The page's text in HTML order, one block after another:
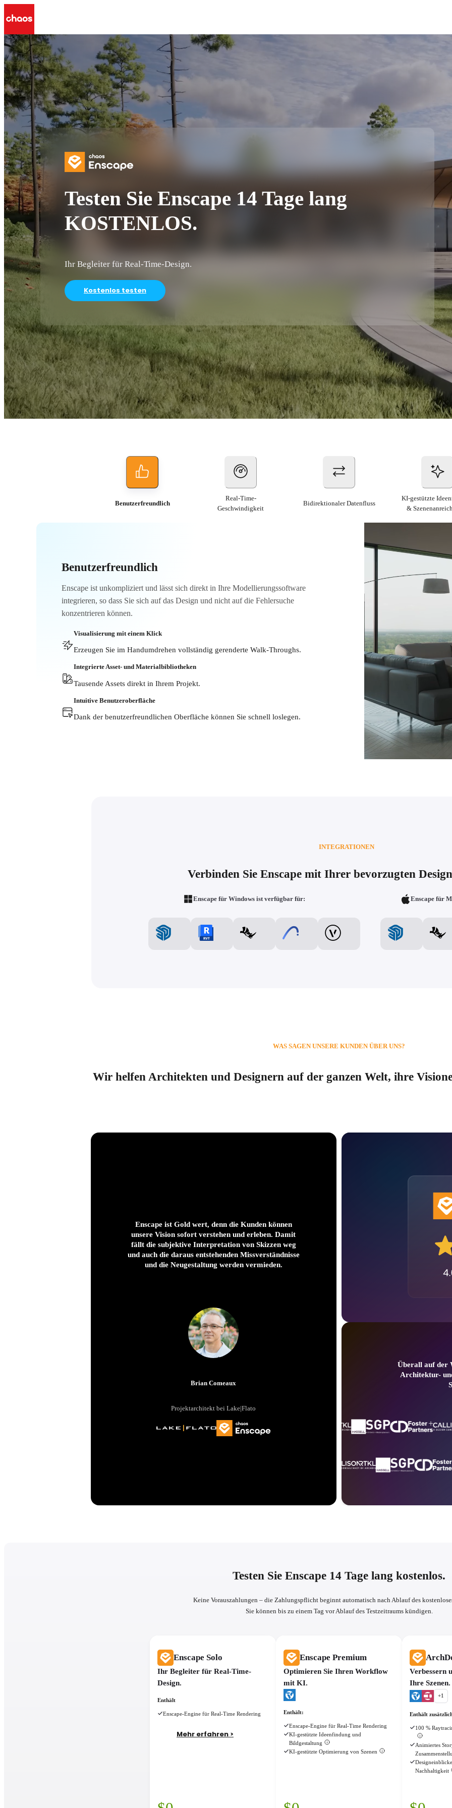
Testen Sie Enscape 14 Tage lang
KOSTENLOS.
Ihr Begleiter für Real-Time-Design.
Kostenlos testen
Benutzerfreundlich
Real-Time-
Geschwindigkeit
Bidirektionaler Datenfluss
KI-gestützte
&
Benutzerfreundlich
Enscape ist unkompliziert und lässt sich direkt in Ihre Modellierungssoftware
integrieren, so dass Sie sich auf das Design und nicht auf die Fehlersuche
konzentrieren können.
Visualisierung mit einem Klick
Erzeugen Sie im Handumdrehen vollständig gerenderte Walk-Throughs.
Integrierte Asset- und Materialbibliotheken
Tausende Assets direkt in Ihrem Projekt.
Intuitive Benutzeroberfläche
Dank der benutzerfreundlichen Oberfläche können Sie schnell loslegen.
Verbinden Sie Enscape mit Ihrer bevorzugten
INTEGRATIONEN
Enscape für Windows ist verfügbar für: Enscape für
Wir helfen Architekten und Designern auf der ganzen Welt, ihre
WAS SAGEN UNSERE KUNDEN ÜBER UNS?
Enscape ist Gold wert, denn die Kunden können
unsere Vision sofort verstehen und erleben. Damit
fällt die subjektive Interpretation von Skizzen weg
und auch die daraus entstehenden Missverständnisse
und die Neugestaltung werden vermieden.
Brian Comeaux
Projektarchitekt bei Lake|Flato
stellen fest, dass wir
gelangen. Dadurch
Bob
Überall auf der
Architektur-
Testen Sie Enscape 14 Tage lang kostenlos.
Keine Vorauszahlungen – die Zahlungspflicht beginnt automatisch nach Ablauf des
Sie können bis zu einem Tag vor Ablauf des Testzeitraums kündigen.
Enscape Solo
Ihr Begleiter für Real-Time-
Design.
Enthält
Enscape-Engine für Real-Time Rendering
Mehr erfahren >
Enscape Premium
Optimieren Sie Ihren Workflow
mit KI.
Enthält:
Enscape-Engine für Real-Time Rendering
KI-gestützte Ideenfindung und
Bildgestaltung
KI-gestützte Optimierung von Szenen
Verbessern
Ihre Szenen.
+1
Enthält
100 %
Animiertes
Nachhaltigkeit